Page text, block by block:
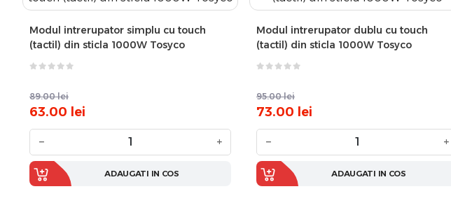
Modul intrerupator simplu cu touch
(tactil) din sticla 1000W Tosyco
89.00 lei
63.00 lei
− +
ADAUGATI IN COS
Modul intrerupator dublu cu touch
(tactil) din sticla 1000W Tosyco
95.00 lei
73.00 lei
− +
ADAUGATI IN COS